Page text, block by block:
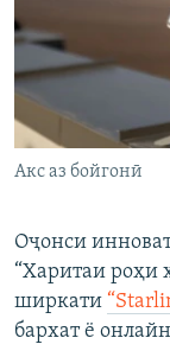
Акс аз бойгонӣ
Оҷонси
“Харитаи роҳи
ширкати
бархат ё